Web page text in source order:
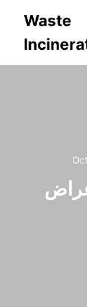
Waste